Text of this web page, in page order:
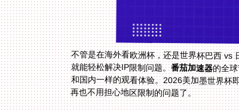
不管是在海外看欧洲杯，还是世界杯巴西 vs
就能轻松解决IP限制问题。番茄加速器的全
和国内一样的观看体验。2026美加墨世界杯
再也不用担心地区限制的问题了。